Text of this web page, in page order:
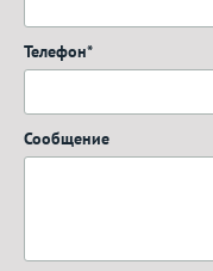
Телефон*
Сообщение